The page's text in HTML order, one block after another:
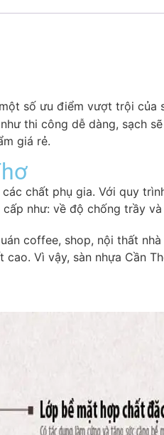
số ưu điểm vượt trội
thi công dễ dàng, sạch
giá rẻ.
chất phụ gia. Với quy
như: về độ chống trầy
coffee, shop, nội thất
Vì vậy, sàn nhựa Cần